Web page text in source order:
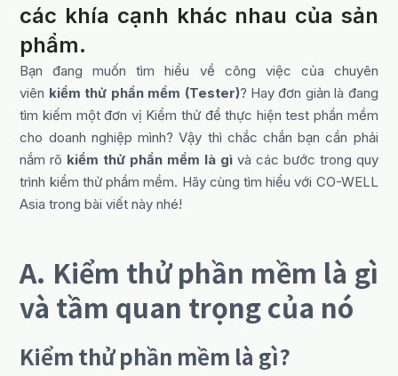
các khía cạnh khác nhau của sản
phẩm.
Bạn đang muốn tìm hiểu về công việc của chuyên
viên kiểm thử phần mềm (Tester)? Hay đơn giản là đang
tìm kiếm một đơn vị Kiểm thử để thực hiện test phần mềm
cho doanh nghiệp mình? Vậy thì chắc chắn bạn cần phải
nắm rõ kiểm thử phần mềm là gìvà các bước trong quy
trình kiểm thử phầm mềm. Hãy cùng tìm hiểu với CO-WELL
Asia trong bài viết này nhé!
A. Kiểm thử phần mềm là gì
và tầm quan trọng của nó
Kiểm thử phần mềm là gì?